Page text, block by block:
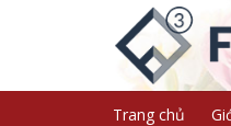
Trang chủ